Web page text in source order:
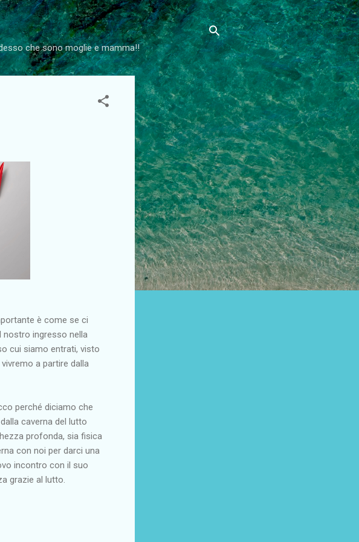
che sono moglie e mamma!!
è come se ci
nostro ingresso nella
cui siamo entrati, visto
a partire dalla
perché diciamo che
caverna del lutto
profonda, sia fisica
con noi per darci una
incontro con il suo
grazie al lutto.